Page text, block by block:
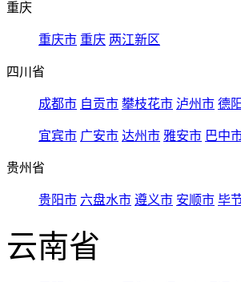
重庆
重庆市 重庆 两江新区
四川省
成都市 自贡市 攀枝花市 泸州市 德
宜宾市 广安市 达州市 雅安市 巴中
贵州省
贵阳市 六盘水市 遵义市 安顺市 毕
云南省